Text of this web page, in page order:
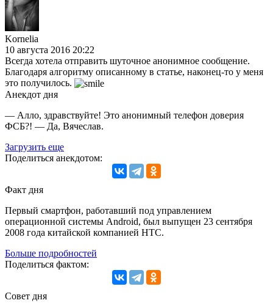
Kornelia
10 августа 2016 20:22
Всегда хотела отправить шуточное анонимное сообщение.
Благодаря алгоритму описанному в статье, наконец-то у меня
это получилось.
Анекдот дня
— Алло, здравствуйте! Это анонимный телефон доверия
ФСБ?! — Да, Вячеслав.
Загрузить еще
Поделиться анекдотом:
Факт дня
Первый смартфон, работавший под управлением
операционной системы Android, был выпущен 23 сентября
2008 года китайской компанией HTC.
Больше подробностей
Поделиться фактом:
Совет дня